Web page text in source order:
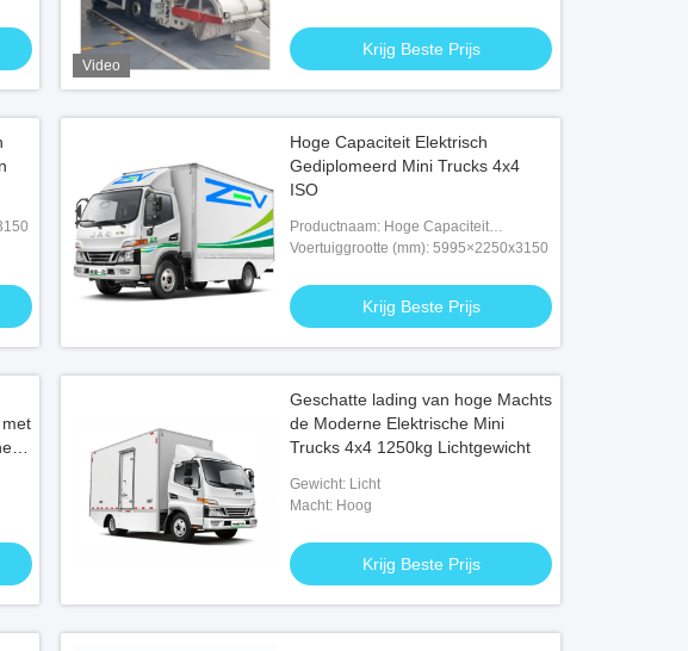
Video
Krijg Beste Prijs
Hoge Capaciteit Elektrisch
Gediplomeerd Mini Trucks 4x4
ISO
Productnaam: Hoge Capaciteit
Elektrisch Mini Trucks
Voertuiggrootte (mm): 5995×2250x3150
Krijg Beste Prijs
Geschatte lading van hoge Machts
de Moderne Elektrische Mini
Trucks 4x4 1250kg Lichtgewicht
Gewicht: Licht
Macht: Hoog
Krijg Beste Prijs